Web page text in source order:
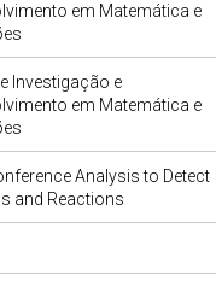
em Matemática e
Investigação e
em Matemática e
Analysis to Detect
and Reactions